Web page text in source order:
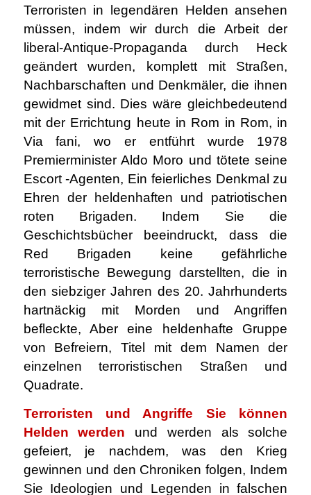
Terroristen in legendären Helden ansehen
müssen, indem wir durch die Arbeit der
liberal-Antique-Propaganda durch Heck
geändert wurden, komplett mit Straßen,
Nachbarschaften und Denkmäler, die ihnen
gewidmet sind. Dies wäre gleichbedeutend
mit der Errichtung heute in Rom in Rom, in
Via fani, wo er entführt wurde 1978
Premierminister Aldo Moro und tötete seine
Escort -Agenten, Ein feierliches Denkmal zu
Ehren der heldenhaften und patriotischen
roten Brigaden. Indem Sie die
Geschichtsbücher beeindruckt, dass die
Red Brigaden keine gefährliche
terroristische Bewegung darstellten, die in
den siebziger Jahren des 20. Jahrhunderts
hartnäckig mit Morden und Angriffen
befleckte, Aber eine heldenhafte Gruppe
von Befreiern, Titel mit dem Namen der
einzelnen terroristischen Straßen und
Quadrate.
Terroristen und Angriffe
Sie können
Helden werden und werden als solche
gefeiert, je nachdem, was den Krieg
gewinnen und den Chroniken folgen, Indem
Sie Ideologien und Legenden in falschen